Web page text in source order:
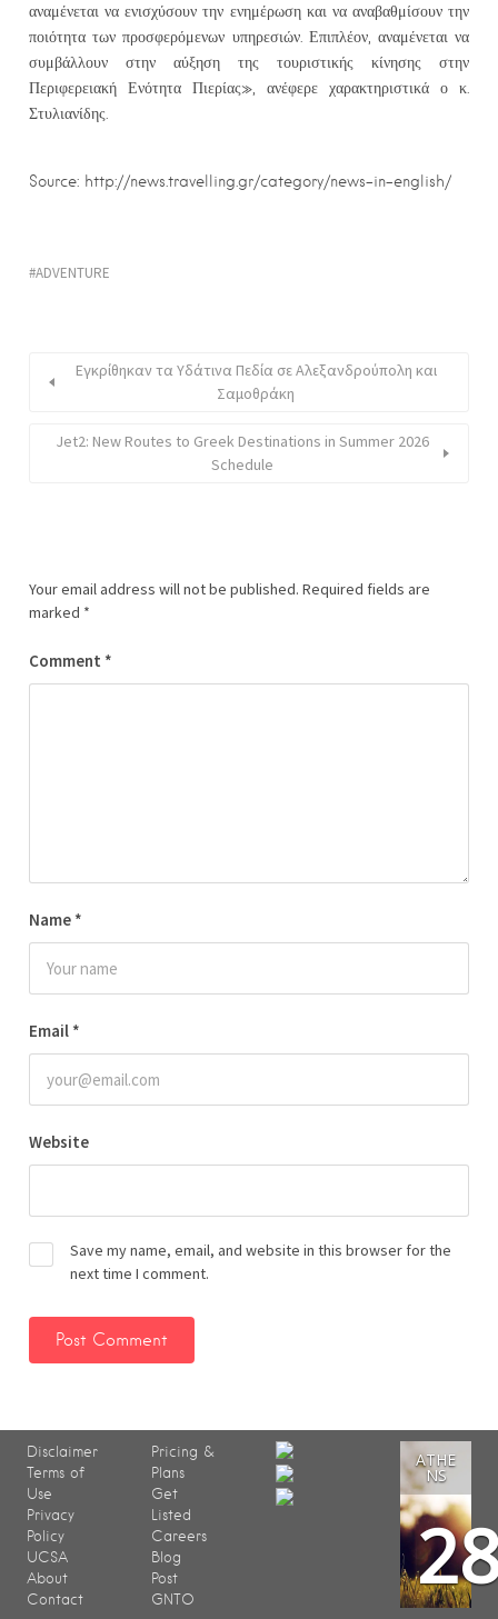
αναμένεται να ενισχύσουν την ενημέρωση και να αναβαθμίσουν την
ποιότητα των προσφερόμενων υπηρεσιών. Επιπλέον, αναμένεται να
συμβάλλουν στην αύξηση της τουριστικής κίνησης στην
Περιφερειακή Ενότητα Πιερίας», ανέφερε χαρακτηριστικά ο κ.
Στυλιανίδης.
Source: http://news.travelling.gr/category/news-in-english/
ADVENTURE
Εγκρίθηκαν τα Υδάτινα Πεδία σε Αλεξανδρούπολη και
Σαμοθράκη
Jet2: New Routes to Greek Destinations in Summer 2026
Schedule
Your email address will not be published. Required fields are
marked *
Comment *
Name *
Email *
Website
Save my name, email, and website in this browser for the
next time I comment.
Disclaimer
Terms of
Use
Privacy
Policy
UCSA
About
Contact
Pricing &
Plans
Get
Listed
Careers
Blog
Post
GNTO
ATHE
NS